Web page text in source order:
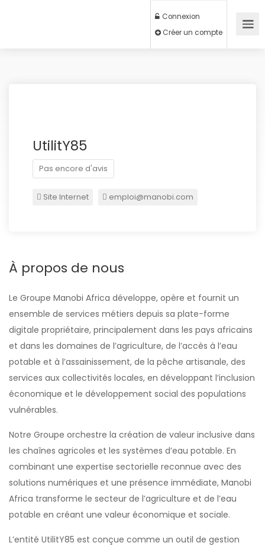
Connexion
Créer un compte
UtilitY85
Pas encore d'avis
Site Internet emploi@manobi.com
À propos de nous
Le Groupe Manobi Africa développe, opère et fournit un
ensemble de services métiers depuis sa plate-forme
digitale propriétaire, principalement dans les pays africains
et dans les domaines de l’agriculture, de l’accès à l’eau
potable et à l’assainissement, de la pêche artisanale, des
services aux collectivités locales, en développant l’inclusion
économique et le développement social des populations
vulnérables.
Notre Groupe orchestre la création de valeur inclusive dans
les chaînes agricoles et les systèmes d’eau potable. En
combinant une expertise sectorielle reconnue avec des
solutions numériques et une présence immédiate, Manobi
Africa transforme le secteur de l’agriculture et de l’eau
potable en créant une valeur économique et sociale.
L’entité UtilitY85 est conçue comme un outil de gestion